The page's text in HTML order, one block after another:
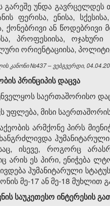
გარეშე უნდა
ფერისა, ენისა,
ქონებრივი ან
პროფესიისა,
ორიენტაციისა,
კანონი №437 – ვებგვერდი,
პრინციპის დაცვა
საერთაშორისო
უფლება, მისი
არმქონე პირს
ისევე, როგორც
არის ეს პირი, ენიჭება
ჰუმანიტარული
მე-17 ან მე-18
საუკეთესო ინტერესის